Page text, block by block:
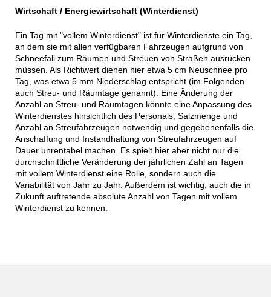
Wirtschaft / Energiewirtschaft (Winterdienst)
Ein Tag mit "vollem Winterdienst" ist für Winterdienste ein Tag,
an dem sie mit allen verfügbaren Fahrzeugen aufgrund von
Schneefall zum Räumen und Streuen von Straßen ausrücken
müssen. Als Richtwert dienen hier etwa 5 cm Neuschnee pro
Tag, was etwa 5 mm Niederschlag entspricht (im Folgenden
auch Streu- und Räumtage genannt). Eine Änderung der
Anzahl an Streu- und Räumtagen könnte eine Anpassung des
Winterdienstes hinsichtlich des Personals, Salzmenge und
Anzahl an Streufahrzeugen notwendig und gegebenenfalls die
Anschaffung und Instandhaltung von Streufahrzeugen auf
Dauer unrentabel machen. Es spielt hier aber nicht nur die
durchschnittliche Veränderung der jährlichen Zahl an Tagen
mit vollem Winterdienst eine Rolle, sondern auch die
Variabilität von Jahr zu Jahr. Außerdem ist wichtig, auch die in
Zukunft auftretende absolute Anzahl von Tagen mit vollem
Winterdienst zu kennen.